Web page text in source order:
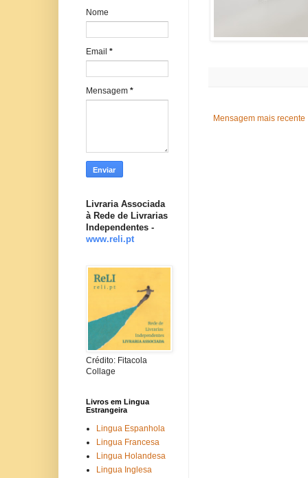
Mensagem mais recente
Nome
Email *
Mensagem *
Livraria Associada
à Rede de Livrarias
Independentes -
www.reli.pt
Crédito: Fitacola
Collage
Livros em Lingua
Estrangeira
Lingua Espanhola
Lingua Francesa
Lingua Holandesa
Lingua Inglesa